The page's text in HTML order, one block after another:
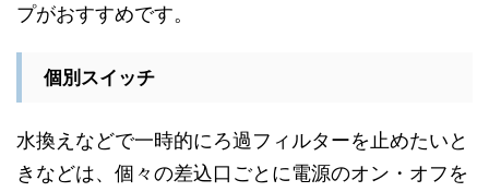
プがおすすめです。
個別スイッチ
水換えなどで一時的にろ過フィルターを止めたいと
きなどは、個々の差込口ごとに電源のオン・オフを